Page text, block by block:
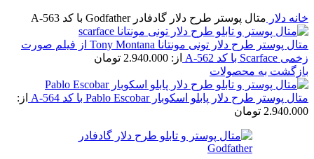
خانه دلار متال پوستر طرح دلار گادفادر Godfather با کد A-563
متال پوستر طرح دلار تونی مونتانا Tony Montana از فیلم صورت
زخمی Scarface با کد A-562
از: 2.940.000 تومان
بازگشت به محصولات
متال پوستر طرح دلار پابلو اسکوبار Pablo Escobar با کد A-564
از:
2.940.000 تومان